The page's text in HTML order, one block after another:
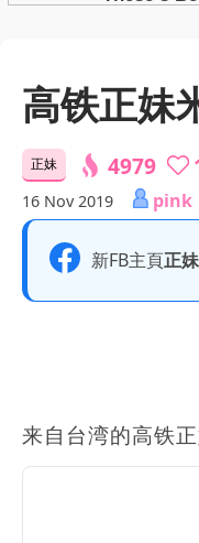
高铁正妹
正妹 4979
16 Nov 2019 pink
新FB主頁正
来自台湾的高铁